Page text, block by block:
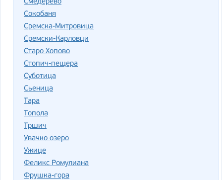
Смедерево
Сокобаня
Сремска-Митровица
Сремски-Карловци
Старо Хопово
Стопич-пещера
Суботица
Сьеница
Тара
Топола
Тршич
Увачко озеро
Ужице
Феликс Ромулиана
Фрушка-гора